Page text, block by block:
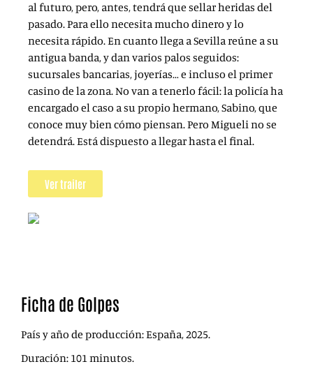
al futuro, pero, antes, tendrá que sellar heridas del
pasado. Para ello necesita mucho dinero y lo
necesita rápido. En cuanto llega a Sevilla reúne a su
antigua banda, y dan varios palos seguidos:
sucursales bancarias, joyerías… e incluso el primer
casino de la zona. No van a tenerlo fácil: la policía ha
encargado el caso a su propio hermano, Sabino, que
conoce muy bien cómo piensan. Pero Migueli no se
detendrá. Está dispuesto a llegar hasta el final.
Ver trailer
Ficha de Golpes
País y año de producción: España, 2025.
Duración: 101 minutos.